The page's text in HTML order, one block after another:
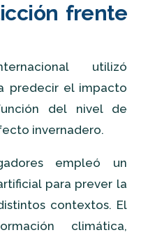
frente
utilizó
predecir el impacto
del nivel de
invernadero.
empleó un
para prever la
contextos. El
climática,